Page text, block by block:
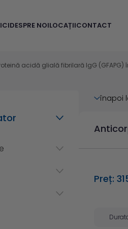
DESPRE NOILOCAȚIICONTACT
acidă glială fibrilară IgG (GFAPG)
înapoi
Preț: